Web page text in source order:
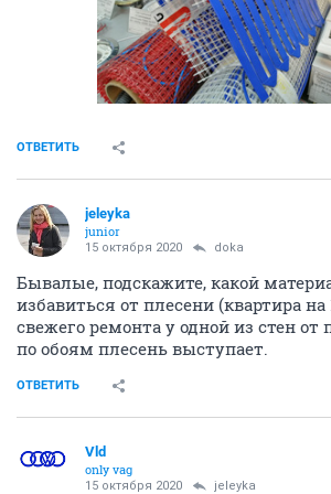
ОТВЕТИТЬ
jeleyka
junior
15 октября 2020 doka
Бывалые, подскажите, какой
избавиться от плесени (квартира
свежего ремонта у одной из стен
по обоям плесень выступает.
ОТВЕТИТЬ
Vld
only vag
15 октября 2020 jeleyka